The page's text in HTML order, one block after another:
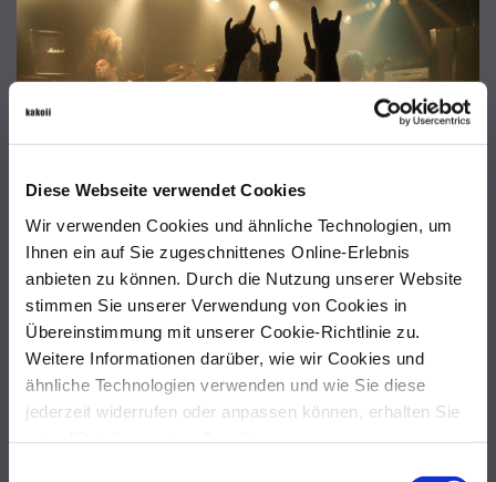
Diese Webseite verwendet Cookies
Wir verwenden Cookies und ähnliche Technologien, um
Ihnen ein auf Sie zugeschnittenes Online-Erlebnis
anbieten zu können. Durch die Nutzung unserer Website
stimmen Sie unserer Verwendung von Cookies in
Übereinstimmung mit unserer Cookie-Richtlinie zu.
Weitere Informationen darüber, wie wir Cookies und
ähnliche Technologien verwenden und wie Sie diese
jederzeit widerrufen oder anpassen können, erhalten Sie
NATIVE INSTRUMENTS
Für den Weltmarktführer im Bereich Musiksoftware, Native
Instruments, entwickelten wir zwei einprägsame TV- und Internet-Spots
sowie eine Serie von Anzeigen. Synthesizer, Sampler und Gitarren-Software
kamen so zu ihrem pointierten Auftritt.
NATIVE INSTRUMENTS